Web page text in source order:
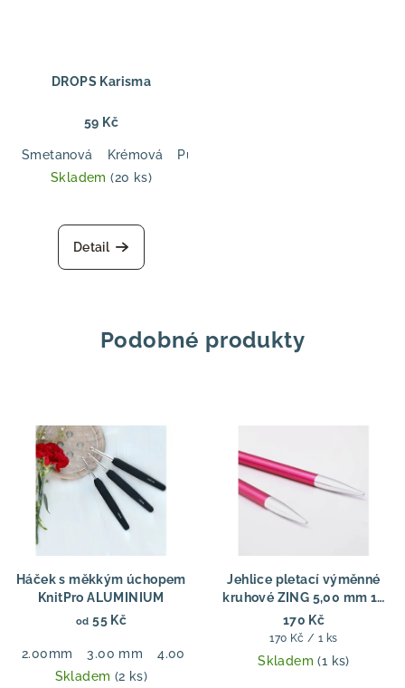
DROPS Karisma
59 Kč
Smetanová Krémová Pudrová růžová
Skladem(20 ks)
Detail
Podobné produkty
Háček s měkkým úchopem
KnitPro ALUMINIUM
od 55 Kč
2.00mm 3.00 mm 4.00 mm 5.00 mm 6.00 mm
Skladem (2 ks)
Jehlice pletací výměnné
kruhové ZING 5,00 mm 13
cm
170 Kč
Měrná
cena:
170 Kč / 1 ks
Skladem(1 ks)